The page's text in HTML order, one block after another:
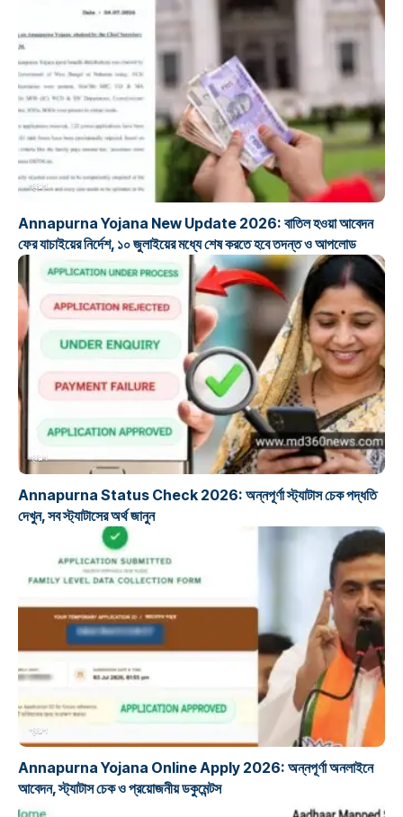
প্রকল্প
Annapurna Yojana New Update 2026: বাতিল হওয়া আবেদন
ফের যাচাইয়ের নির্দেশ, ১০ জুলাইয়ের মধ্যে শেষ করতে হবে তদন্ত ও আপলোড
প্রকল্প
Annapurna Status Check 2026: অন্নপূর্ণা স্ট্যাটাস চেক পদ্ধতি
দেখুন, সব স্ট্যাটাসের অর্থ জানুন
প্রকল্প
Annapurna Yojana Online Apply 2026: অন্নপূর্ণা অনলাইনে
আবেদন, স্ট্যাটাস চেক ও প্রয়োজনীয় ডকুমেন্টস